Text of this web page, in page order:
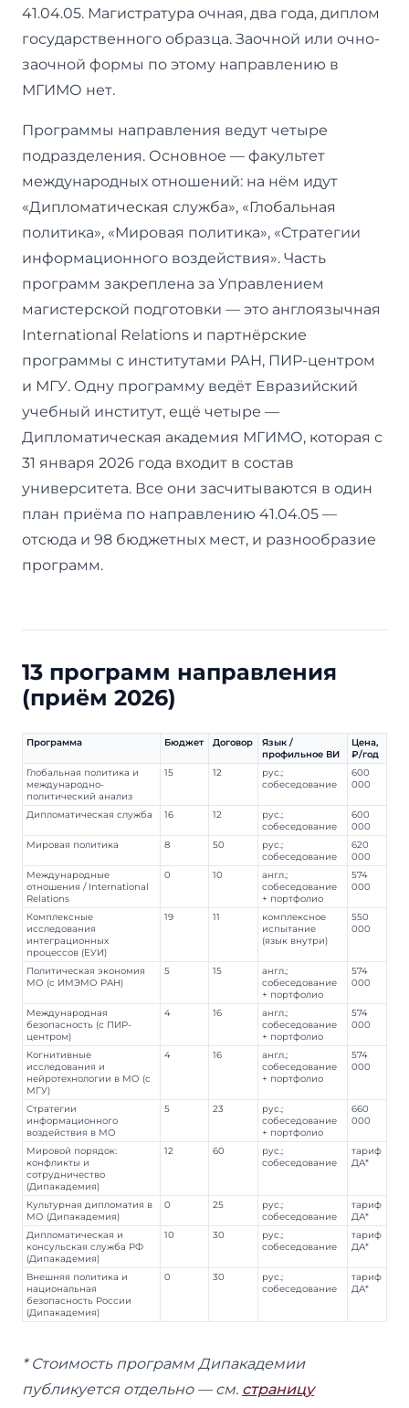
41.04.05. Магистратура очная, два года, диплом
государственного образца. Заочной или очно-
заочной формы по этому направлению в
МГИМО нет.
Программы направления ведут четыре
подразделения. Основное — факультет
международных отношений: на нём идут
«Дипломатическая служба», «Глобальная
политика», «Мировая политика», «Стратегии
информационного воздействия». Часть
программ закреплена за Управлением
магистерской подготовки — это англоязычная
International Relations и партнёрские
программы с институтами РАН, ПИР-центром
и МГУ. Одну программу ведёт Евразийский
учебный институт, ещё четыре —
Дипломатическая академия МГИМО, которая с
31 января 2026 года входит в состав
университета. Все они засчитываются в один
план приёма по направлению 41.04.05 —
отсюда и 98 бюджетных мест, и разнообразие
программ.
13 программ направления
(приём 2026)
Программа Бюджет Договор
Язык /
профильное ВИ
Цена,
₽/год
Глобальная политика и
международно-
политический анализ
15 12
рус.;
собеседование
600
000
Дипломатическая служба 16 12
рус.;
собеседование
600
000
Мировая политика
8 50
рус.;
собеседование
620
000
Международные
отношения / International
Relations
0 10
англ.;
собеседование
+ портфолио
574
000
Комплексные
исследования
интеграционных
процессов (ЕУИ)
19 11
комплексное
испытание
(язык внутри)
550
000
Политическая экономия
МО (с ИМЭМО РАН)
5 15
англ.;
собеседование
+ портфолио
574
000
Международная
безопасность (с ПИР-
центром)
4 16
англ.;
собеседование
+ портфолио
574
000
Когнитивные
исследования и
нейротехнологии в МО (с
МГУ)
4 16
англ.;
собеседование
+ портфолио
574
000
Стратегии
информационного
воздействия в МО
5 23
рус.;
собеседование
+ портфолио
660
000
Мировой порядок:
конфликты и
сотрудничество
(Дипакадемия)
12 60
рус.;
собеседование
тариф
ДА*
Культурная дипломатия в
МО (Дипакадемия)
0 25
рус.;
собеседование
тариф
ДА*
Дипломатическая и
консульская служба РФ
(Дипакадемия)
10 30
рус.;
собеседование
тариф
ДА*
Внешняя политика и
национальная
безопасность России
(Дипакадемия)
0 30
рус.;
собеседование
тариф
ДА*
* Стоимость программ Дипакадемии
публикуется отдельно — см. страницу